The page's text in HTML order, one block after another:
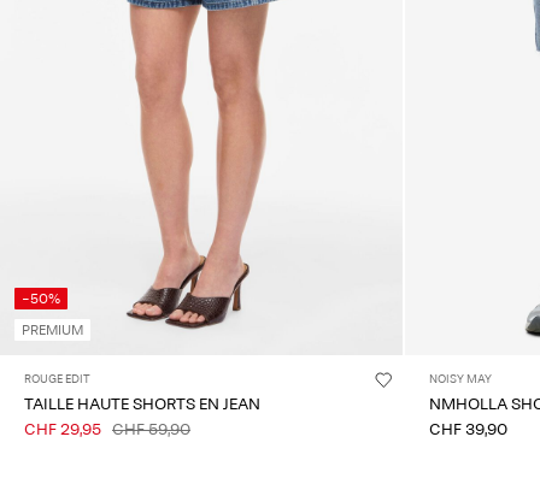
-50%
PREMIUM
ROUGE EDIT
TAILLE HAUTE SHORTS EN JEAN
CHF 29,95 CHF 59,90
NOISY MAY
NMHOLLA
CHF 39,90